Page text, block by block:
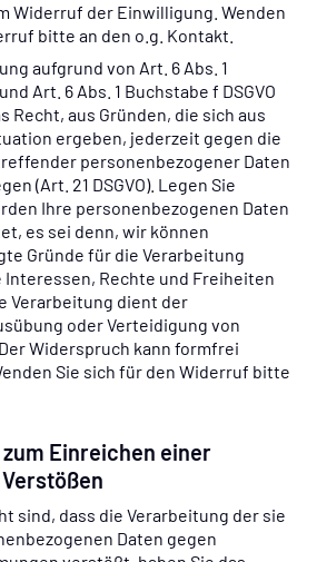
Widerruf der Einwilligung. Wenden
bitte an den o.g. Kontakt.
aufgrund von Art. 6 Abs. 1
Art. 6 Abs. 1 Buchstabe f DSGVO
Recht, aus Gründen, die sich aus
ergeben, jederzeit gegen die
personenbezogener Daten
(Art. 21 DSGVO). Legen Sie
Ihre personenbezogenen Daten
es sei denn, wir können
Gründe für die Verarbeitung
Interessen, Rechte und Freiheiten
Verarbeitung dient der
oder Verteidigung von
Widerspruch kann formfrei
Sie sich für den Widerruf bitte
Einreichen einer
sind, dass die Verarbeitung der sie
Daten gegen